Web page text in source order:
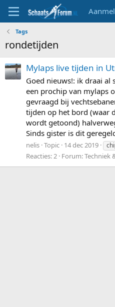
Tags
rondetijden
Mylaps live tijden in
Goed nieuws!: ik draai
een prochip van mylaps
gevraagd bij
tijden op het bord (waar
wordt getoond)
Sinds gister is dit
nelis Topic 14 dec 2019
Reacties: 2 Forum:Techniek